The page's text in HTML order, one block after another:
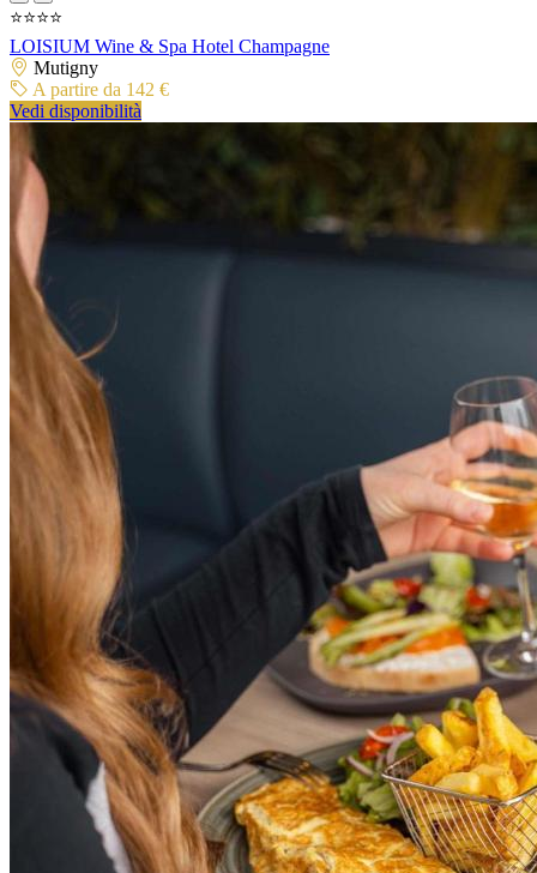
⭐⭐⭐⭐
LOISIUM Wine & Spa Hotel Champagne
Mutigny
A partire da 142 €
Vedi disponibilità